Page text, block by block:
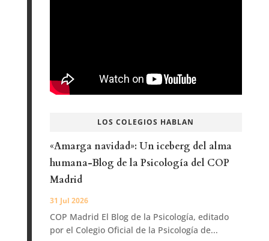
LOS COLEGIOS HABLAN
«Amarga navidad»: Un iceberg del alma
humana-Blog de la Psicología del COP
Madrid
31 Jul 2026
COP Madrid El Blog de la Psicología, editado
por el Colegio Oficial de la Psicología de...